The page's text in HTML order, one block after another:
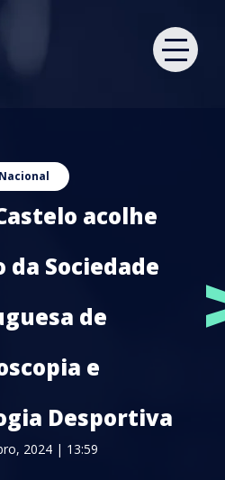
Nacional
acolhe
da Sociedade
de
e
Desportiva
2024 | 13:59